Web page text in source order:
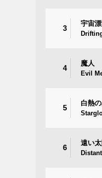
3
宇宙
4
魔人
Evil
5
白熱
6
遠い